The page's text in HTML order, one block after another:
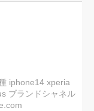
iphone14 xperia
ブランドシャネル